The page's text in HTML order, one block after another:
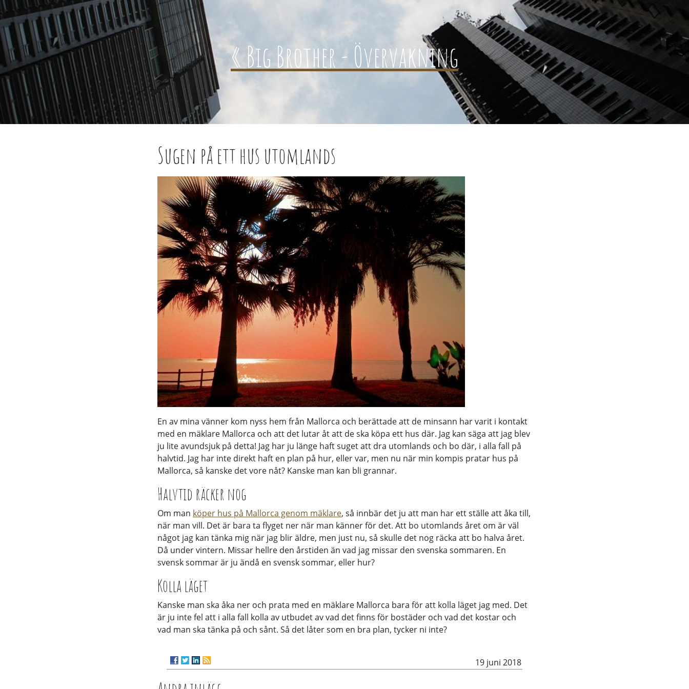
« Big Brother - Övervakning
Sugen på ett hus utomlands
En av mina vänner kom nyss hem från Mallorca och berättade att de minsann har varit i kontakt
med en mäklare Mallorca och att det lutar åt att de ska köpa ett hus där. Jag kan säga att jag blev
ju lite avundsjuk på detta! Jag har ju länge haft suget att dra utomlands och bo där, i alla fall på
halvtid. Jag har inte direkt haft en plan på hur, eller var, men nu när min kompis pratar hus på
Mallorca, så kanske det vore nåt? Kanske man kan bli grannar.
Halvtid räcker nog
Om man köper hus på Mallorca genom mäklare, så innbär det ju att man har ett ställe att åka till,
när man vill. Det är bara ta flyget ner när man känner för det. Att bo utomlands året om är väl
något jag kan tänka mig när jag blir äldre, men just nu, så skulle det nog räcka att bo halva året.
Då under vintern. Missar hellre den årstiden än vad jag missar den svenska sommaren. En
svensk sommar är ju ändå en svensk sommar, eller hur?
Kolla läget
Kanske man ska åka ner och prata med en mäklare Mallorca bara för att kolla läget jag med. Det
är ju inte fel att i alla fall kolla av utbudet av vad det finns för bostäder och vad det kostar och
vad man ska tänka på och sånt. Så det låter som en bra plan, tycker ni inte?
19 juni 2018